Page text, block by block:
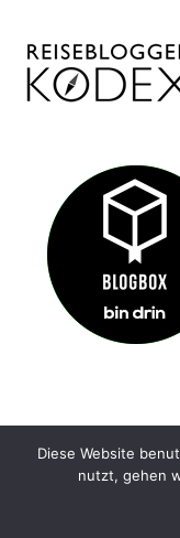
IMPRESSUM
Diese Website
nutzt, gehen